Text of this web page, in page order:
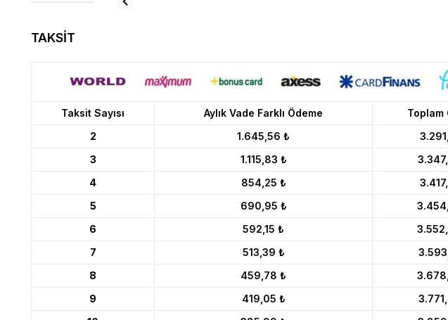
TAKSİT
Taksit Sayısı Aylık Vade Farklı Ödeme
Toplam
2
1.645,56 ₺
3
1.115,83 ₺
4
854,25 ₺
5
690,95 ₺
6
592,15 ₺
7
513,39 ₺
8
459,78 ₺
9
419,05 ₺